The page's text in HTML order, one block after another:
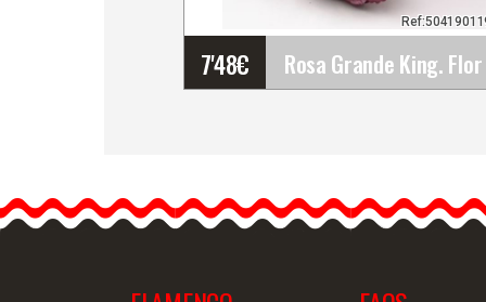
7'48€
17cm
Los trajes más sencillos,